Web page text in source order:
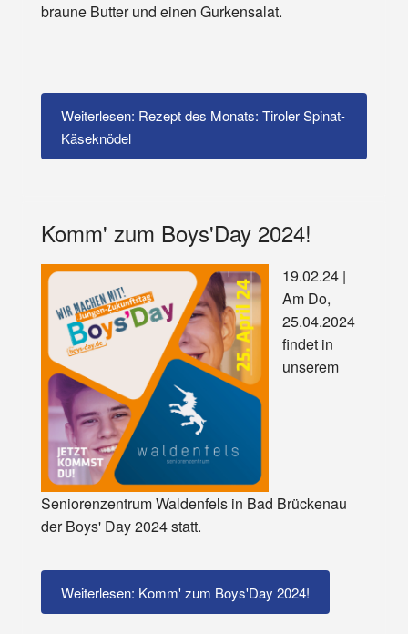
braune Butter und einen Gurkensalat.
Weiterlesen: Rezept des Monats: Tiroler Spinat-
Käseknödel
Komm' zum Boys'Day 2024!
19.02.24 |
Am Do,
25.04.2024
findet in
unserem
Seniorenzentrum Waldenfels in Bad Brückenau
der Boys' Day 2024 statt.
Weiterlesen: Komm' zum Boys'Day 2024!